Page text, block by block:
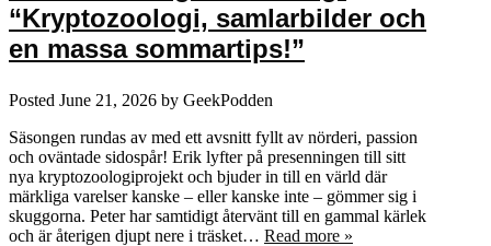
“Kryptozoologi, samlarbilder och
en massa sommartips!”
Posted June 21, 2026 by GeekPodden
Säsongen rundas av med ett avsnitt fyllt av nörderi, passion
och oväntade sidospår! Erik lyfter på presenningen till sitt
nya kryptozoologiprojekt och bjuder in till en värld där
märkliga varelser kanske – eller kanske inte – gömmer sig i
skuggorna. Peter har samtidigt återvänt till en gammal kärlek
och är återigen djupt nere i träsket… Read more »